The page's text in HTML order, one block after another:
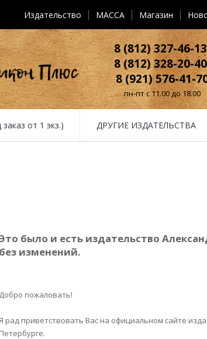
Издательство MACCA Магазин
8 (812) 327-46-
8 (812) 328-20-
8 (921) 576-41-
пн-пт с 11.00 до 18.00
от 1 экз.) ДРУГИЕ ИЗДАТЕЛЬСТВА
было и есть издательство
без изменений.
Добро пожаловать!
Я рад приветствовать Вас на официальном сайте
Петербурге.